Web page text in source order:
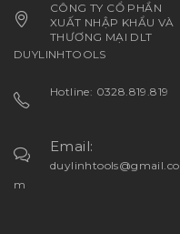
CÔNG TY CỔ PHẦN
XUẤT NHẬP KHẨU VÀ
THƯƠNG MẠI DLT
DUYLINHTOOLS
Hotline: 0328.819.819
Email:
duylinhtools@gmail.co
m